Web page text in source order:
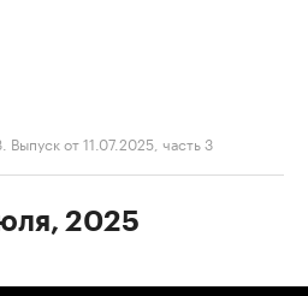
Выпуск от 11.07.2025, часть 3
2025